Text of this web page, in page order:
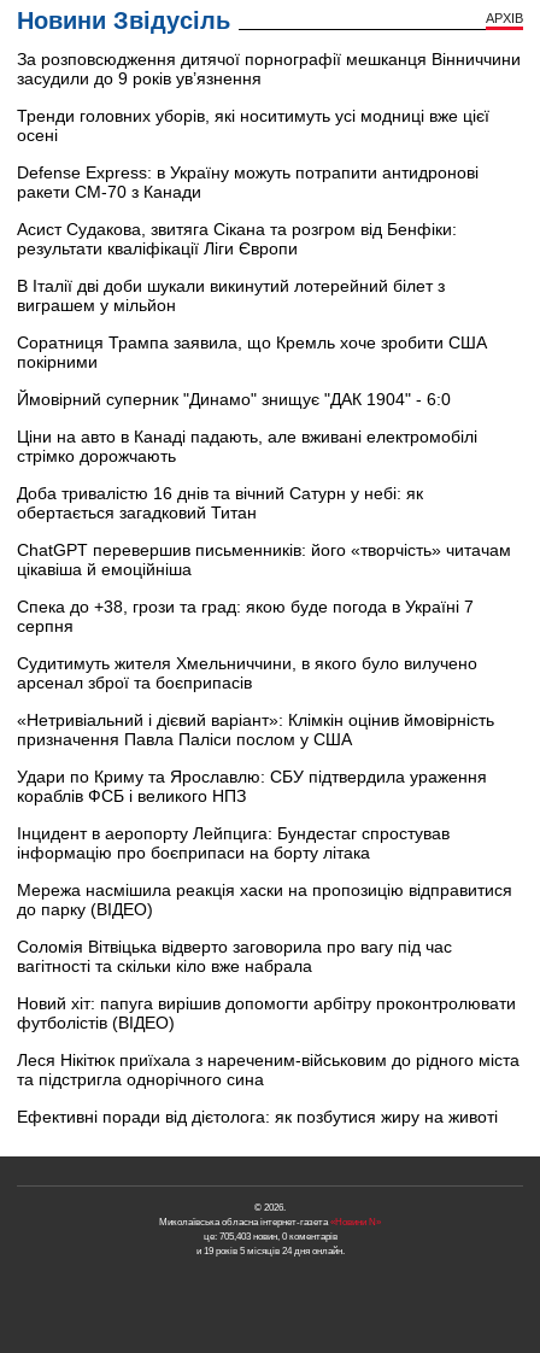
Новини Звідусіль АРХІВ
За розповсюдження дитячої порнографії мешканця Вінниччини
засудили до 9 років ув’язнення
Тренди головних уборів, які носитимуть усі модниці вже цієї
осені
Defense Express: в Україну можуть потрапити антидронові
ракети CM-70 з Канади
Асист Судакова, звитяга Сікана та розгром від Бенфіки:
результати кваліфікації Ліги Європи
В Італії дві доби шукали викинутий лотерейний білет з
виграшем у мільйон
Соратниця Трампа заявила, що Кремль хоче зробити США
покірними
Ймовірний суперник "Динамо" знищує "ДАК 1904" - 6:0
Ціни на авто в Канаді падають, але вживані електромобілі
стрімко дорожчають
Доба тривалістю 16 днів та вічний Сатурн у небі: як
обертається загадковий Титан
ChatGPT перевершив письменників: його «творчість» читачам
цікавіша й емоційніша
Спека до +38, грози та град: якою буде погода в Україні 7
серпня
Судитимуть жителя Хмельниччини, в якого було вилучено
арсенал зброї та боєприпасів
«Нетривіальний і дієвий варіант»: Клімкін оцінив ймовірність
призначення Павла Паліси послом у США
Удари по Криму та Ярославлю: СБУ підтвердила ураження
кораблів ФСБ і великого НПЗ
Інцидент в аеропорту Лейпцига: Бундестаг спростував
інформацію про боєприпаси на борту літака
Мережа насмішила реакція хаски на пропозицію відправитися
до парку (ВІДЕО)
Соломія Вітвіцька відверто заговорила про вагу під час
вагітності та скільки кіло вже набрала
Новий хіт: папуга вирішив допомогти арбітру проконтролювати
футболістів (ВІДЕО)
Леся Нікітюк приїхала з нареченим-військовим до рідного міста
та підстригла однорічного сина
Ефективні поради від дієтолога: як позбутися жиру на животі
© 2026.
Миколаївська обласна інтернет-газета«Новини N»
це: 705,403 новин, 0 коментарів
и 19 років 5 місяців 24 дня онлайн.